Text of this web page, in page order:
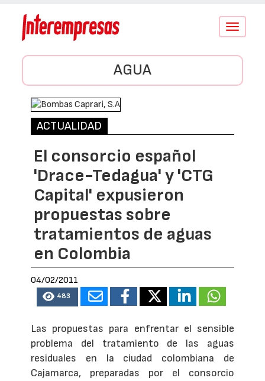
Conmutar
AGUA
ACTUALIDAD
El consorcio español
'Drace-Tedagua' y 'CTG
Capital' expusieron
propuestas sobre
tratamientos de aguas
en Colombia
04/02/2011
483
Las propuestas para enfrentar el sensible
problema del tratamiento de las aguas
residuales en la ciudad colombiana de
Cajamarca, preparadas por el consorcio